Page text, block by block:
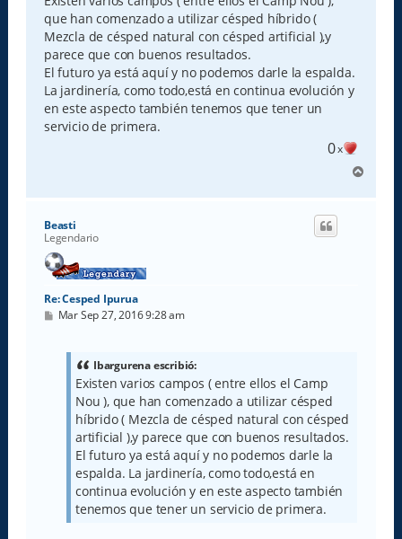
a
j
e
que han comenzado a utilizar césped híbrido (
Mezcla de césped natural con césped artificial ),y
parece que con buenos resultados.
El futuro ya está aquí y no podemos darle la espalda.
La jardinería, como todo,está en continua evolución y
en este aspecto también tenemos que tener un
servicio de primera.
0x
r
Beasti
Legendario
Re: Cesped Ipurua
M
Mar Sep 27, 2016 9:28 am
Ibargurena escribió:
Existen varios campos ( entre ellos el Camp
Nou ), que han comenzado a utilizar césped
híbrido ( Mezcla de césped natural con césped
artificial ),y parece que con buenos resultados.
El futuro ya está aquí y no podemos darle la
espalda. La jardinería, como todo,está en
continua evolución y en este aspecto también
tenemos que tener un servicio de primera.